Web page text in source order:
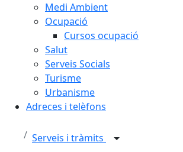
Medi Ambient
Ocupació
Cursos ocupació
Salut
Serveis Socials
Turisme
Urbanisme
Adreces i telèfons
Serveis i tràmits